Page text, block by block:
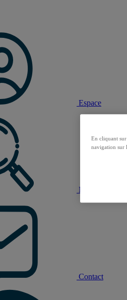
Espace
Nos offres
Contact
En cliquant
navigation sur